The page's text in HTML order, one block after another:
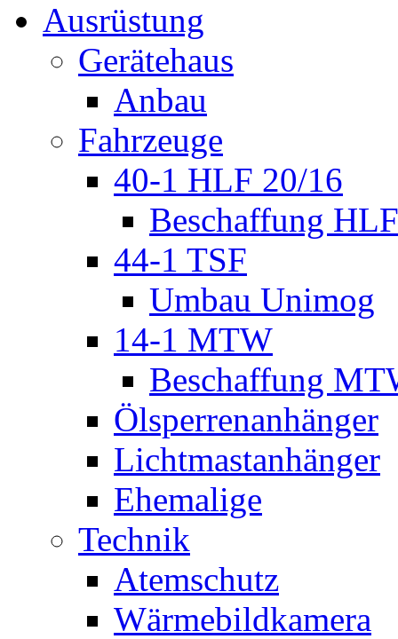
Ausrüstung
Gerätehaus
Anbau
Fahrzeuge
40-1 HLF 20/16
Beschaffung HLF
44-1 TSF
Umbau Unimog
14-1 MTW
Beschaffung
Ölsperrenanhänger
Lichtmastanhänger
Ehemalige
Technik
Atemschutz
Wärmebildkamera